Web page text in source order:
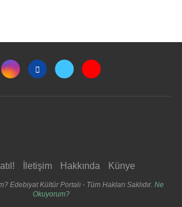
İletişim Hakkında Künye
Edebiyat Kültür Portalı - Tüm Hakları Saklıdır. Ne
Okuyorum?